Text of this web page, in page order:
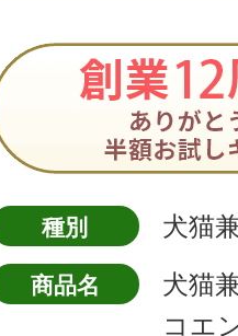
種別 犬猫
商品名
犬猫
コエ